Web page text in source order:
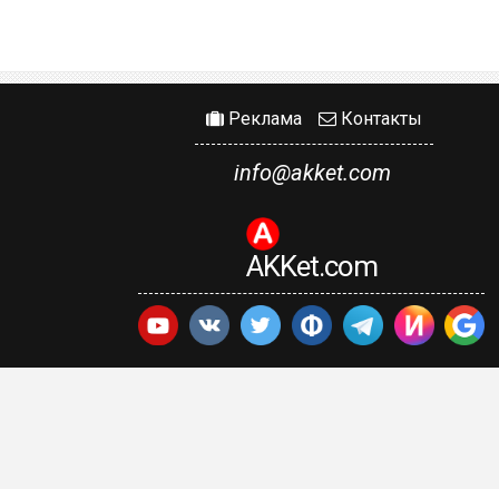
Реклама Контакты
info@akket.com
AKKet.com